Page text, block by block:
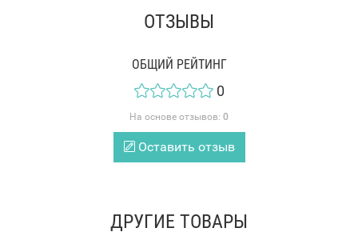
ОТЗЫВЫ
ОБЩИЙ РЕЙТИНГ
0
На основе отзывов: 0
Оставить отзыв
ДРУГИЕ ТОВАРЫ